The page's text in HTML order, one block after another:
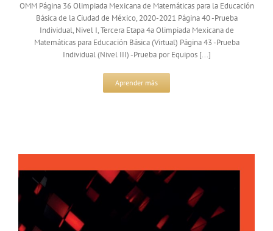
OMM Página 36 Olimpiada Mexicana de Matemáticas para la Educación
Básica de la Ciudad de México, 2020-2021 Página 40 -Prueba
Individual, Nivel I, Tercera Etapa 4a Olimpiada Mexicana de
Matemáticas para Educación Básica (Virtual) Página 43 -Prueba
Individual (Nivel III) -Prueba por Equipos [...]
Aprender más